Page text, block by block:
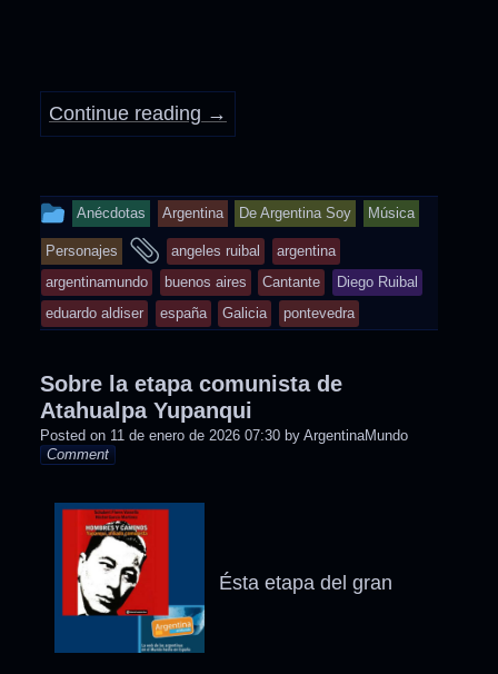
Continue reading →
This
entry
was
posted
in
Anécdotas Argentina De Argentina Soy Música
Personajes
and
tagged
angeles ruibal
argentina
argentinamundo
buenos aires Cantante
Diego Ruibal
eduardo aldiser
españa Galicia pontevedra
Sobre la etapa comunista de
Atahualpa Yupanqui
Posted on 11 de enero de 2026 07:30 by ArgentinaMundo
Comment
Ésta etapa del gran